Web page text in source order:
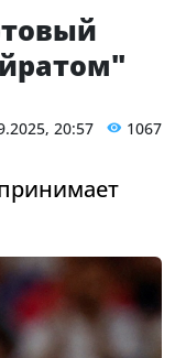
20:57 1067